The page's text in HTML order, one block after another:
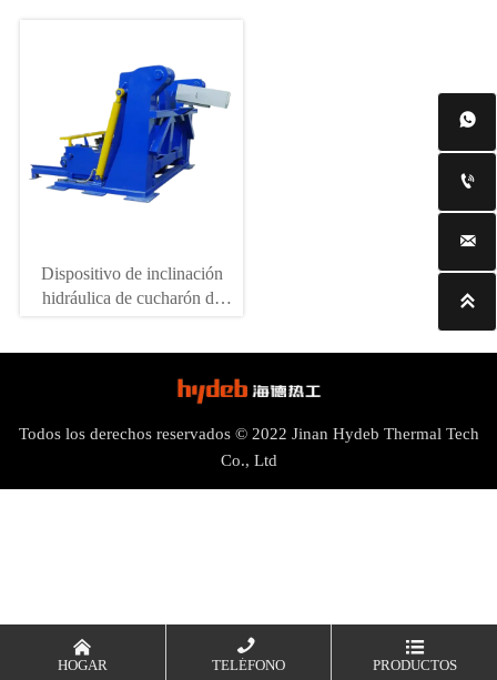
Dispositivo de inclinación
hidráulica de cucharón de
Todos los derechos reservados © 2022 Jinan Hydeb Thermal Tech
Co., Ltd

HOGAR

TELÉFONO

PRODUCTOS



